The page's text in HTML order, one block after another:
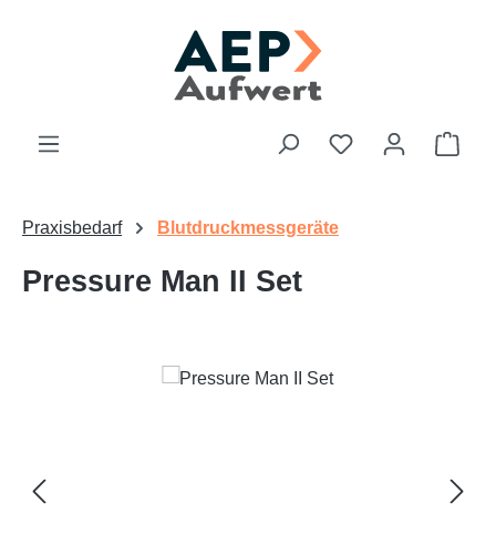
Du hast 0
Praxisbedarf Blutdruckmessgeräte
Pressure Man II Set
Bildergalerie überspringen